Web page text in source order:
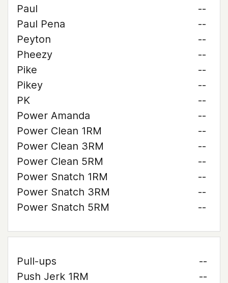
Paul
--
Paul Pena
--
Peyton
--
Pheezy
--
Pike
--
Pikey
--
PK
--
Power Amanda
--
Power Clean 1RM
--
Power Clean 3RM
--
Power Clean 5RM
--
Power Snatch 1RM
--
Power Snatch 3RM
--
Power Snatch 5RM
--
Pull-ups
--
Push Jerk 1RM
--